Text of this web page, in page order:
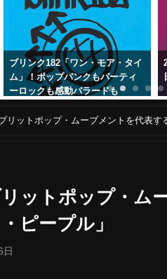
2/13はピーター・フックの誕生
日！ニュー・オーダーの名盤
「Technique」を聴こう
リットポップ・ムーブメントを代表す
ットポップ・ム
ピープル」
日